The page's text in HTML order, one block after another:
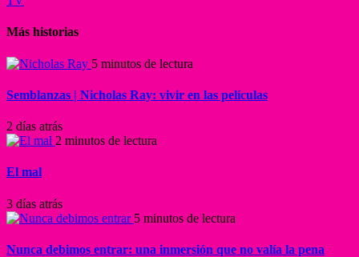
Más historias
5 minutos de lectura
Semblanzas | Nicholas Ray: vivir en las películas
2 días atrás
2 minutos de lectura
El mal
3 días atrás
5 minutos de lectura
Nunca debimos entrar: una inmersión que no valía la pena